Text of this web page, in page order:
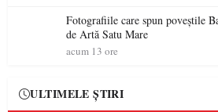
Fotografiile care spun poveștile
de Artă Satu Mare
acum 13 ore
ULTIMELE ȘTIRI